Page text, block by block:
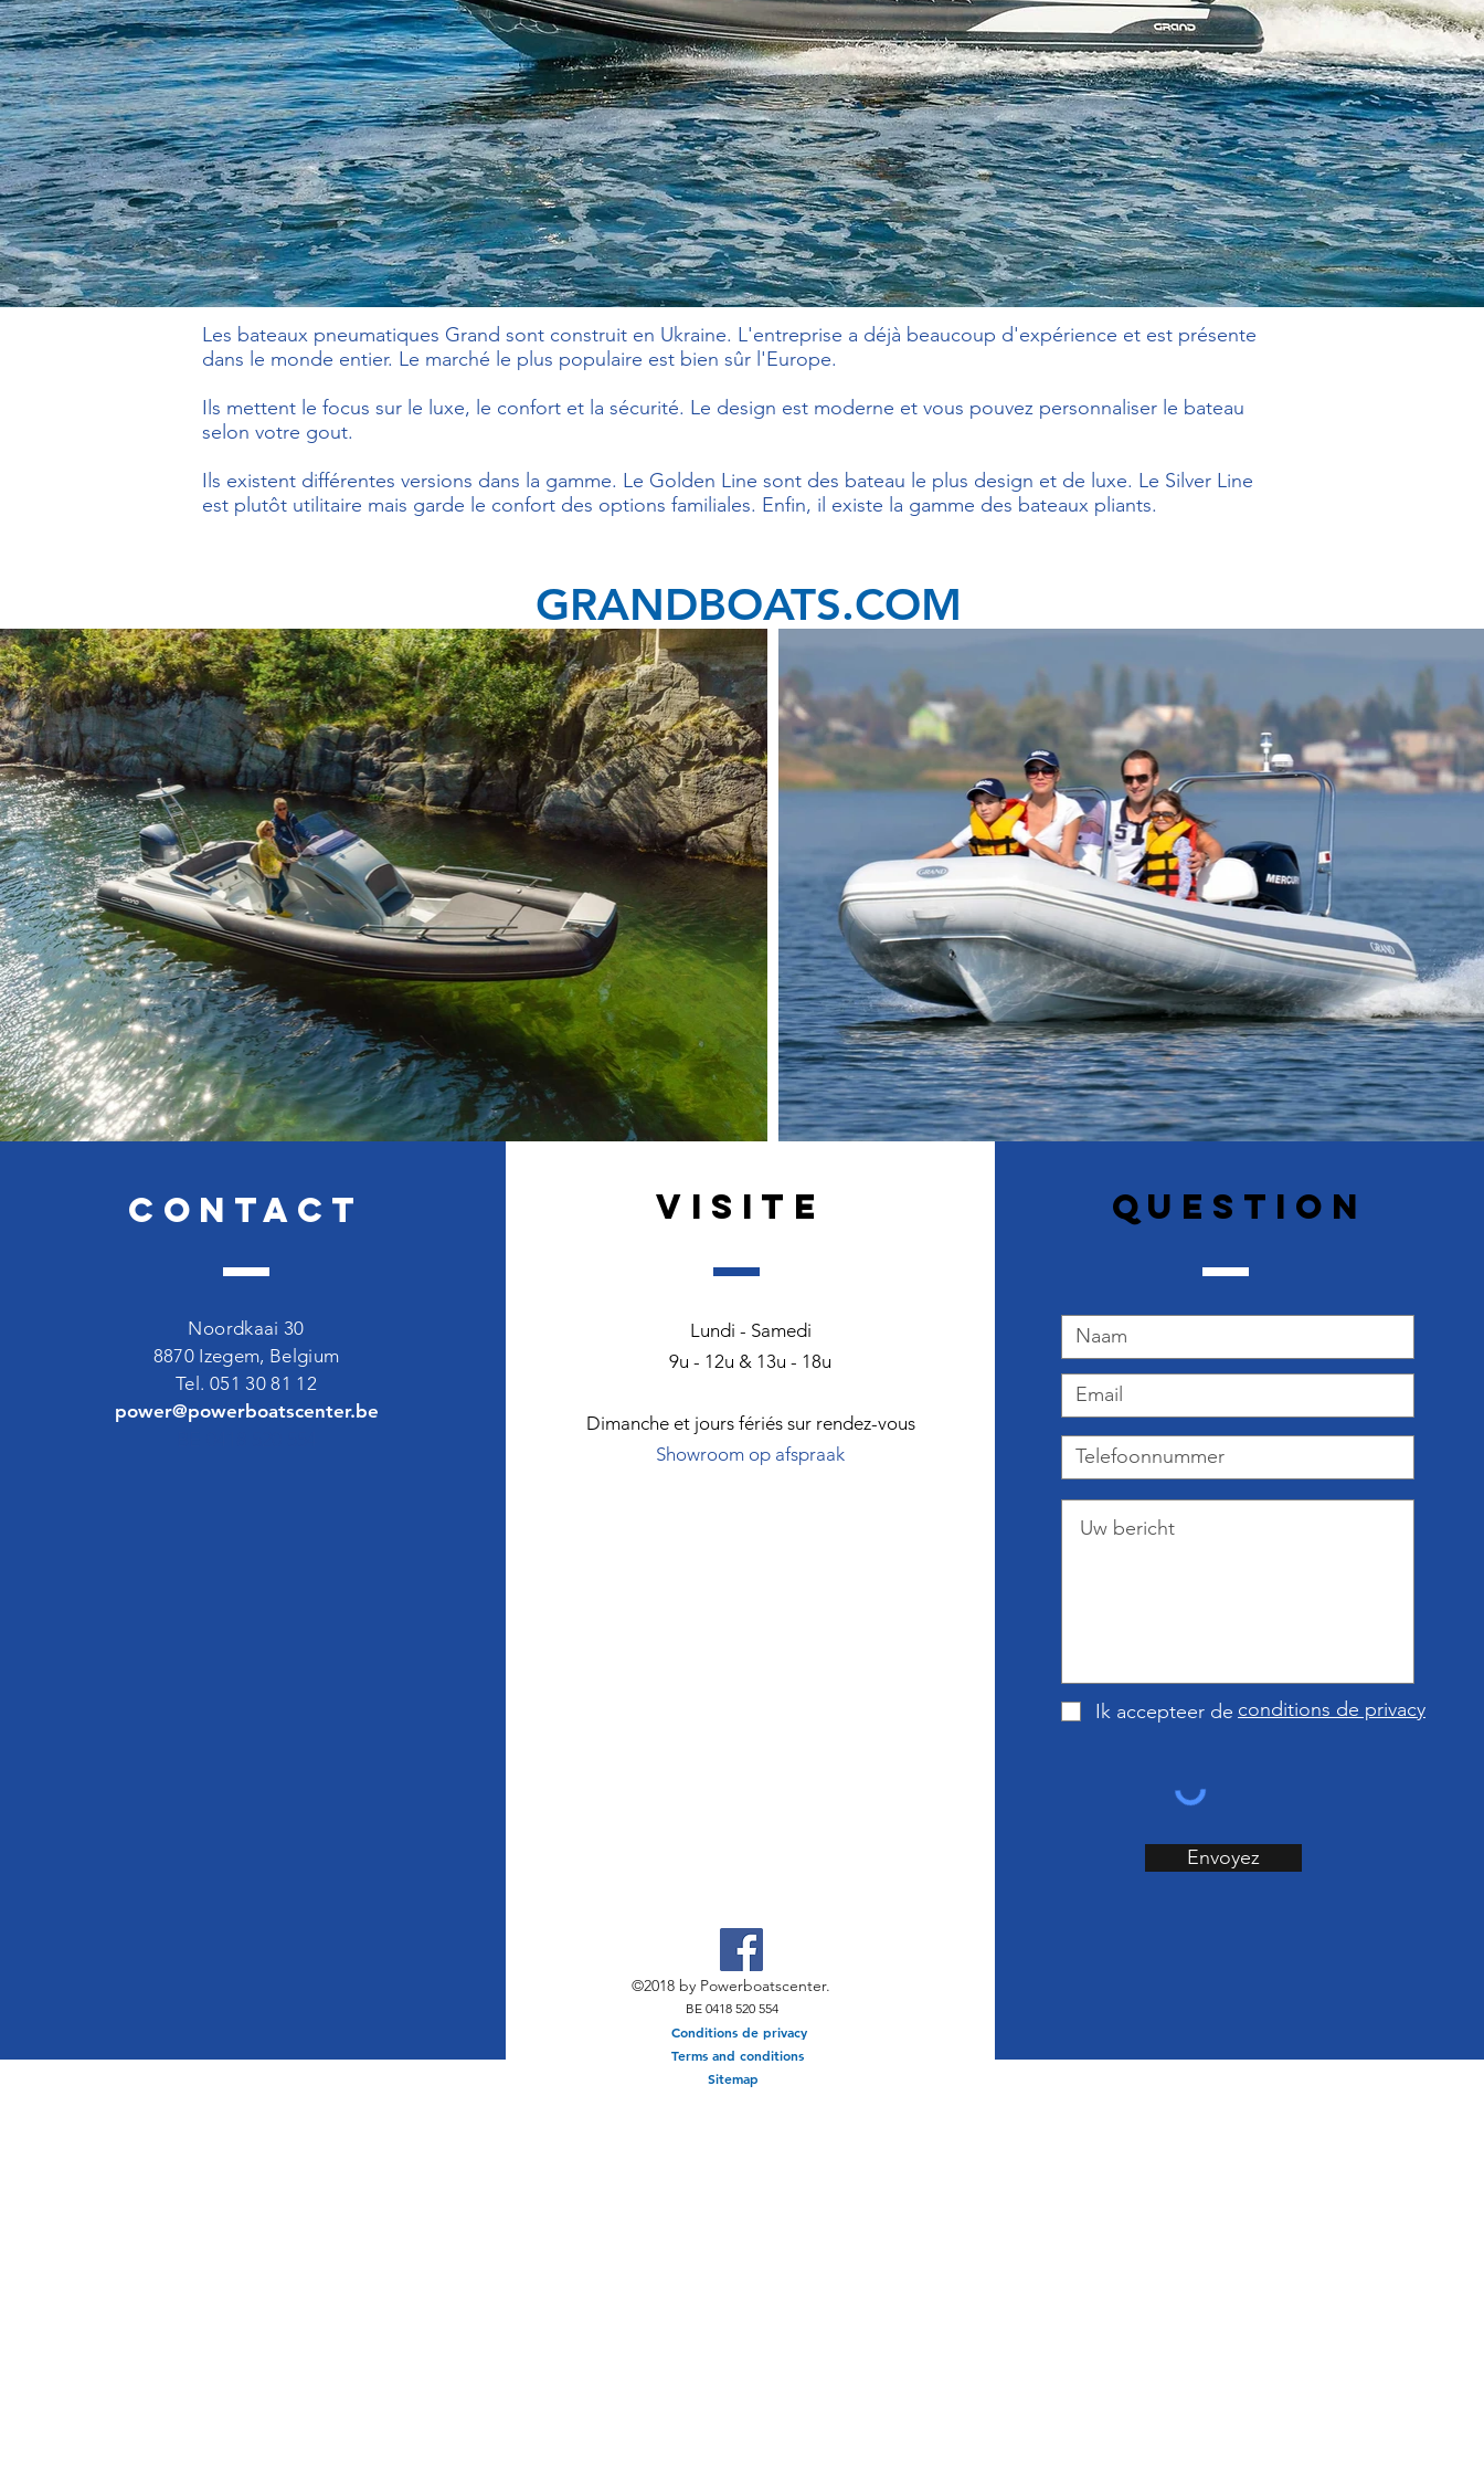
Les bateaux pneumatiques Grand sont construit en Ukraine. L'entreprise a déjà beaucoup d'expérience et est présente
dans le monde entier. Le marché le plus populaire est bien sûr l'Europe.
Ils mettent le focus sur le luxe, le confort et la sécurité. Le design est moderne et vous pouvez personnaliser le bateau
selon votre gout.
Ils existent différentes versions dans la gamme. Le Golden Line sont des bateau le plus design et de luxe. Le Silver Line
est plutôt utilitaire mais garde le confort des options familiales. Enfin, il existe la gamme des bateaux pliants.
GRANDBOATS.COM
Contact
Noordkaai 30
8870 Izegem, Belgium
Tel. 051 30 81 12
power@powerboatscenter.be
VISITE
Lundi - Samedi
9u - 12u & 13u - 18u
Dimanche et jours fériés sur rendez-vous
Showroom op afspraak
Question
Ik accepteer de conditions de privacy
Envoyez
©2018 by Powerboatscenter.
BE 0418 520 554
Conditions de privacy
Terms and conditions
Sitemap